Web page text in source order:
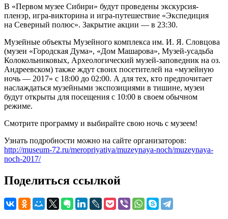
В «Первом музее Сибири» будут проведены экскурсия-
пленэр, игра-викторина и игра-путешествие «Экспедиция
на Северный полюс». Закрытие акции — в 23:30.
Музейные объекты Музейного комплекса им. И. Я. Словцова
(музеи «Городская Дума», «Дом Машарова», Музей-усадьба
Колокольниковых, Археологический музей-заповедник на оз.
Андреевском) также ждут своих посетителей на «музейную
ночь — 2017» с 18:00 до 02:00. А для тех, кто предпочитает
наслаждаться музейными экспозициями в тишине, музеи
будут открыты для посещения с 10:00 в своем обычном
режиме.
Смотрите программу и выбирайте свою ночь с музеем!
Узнать подробности можно на сайте организаторов:
http://museum-72.ru/meropriyatiya/muzeynaya-noch/muzeynaya-
noch-2017/
Поделиться ссылкой